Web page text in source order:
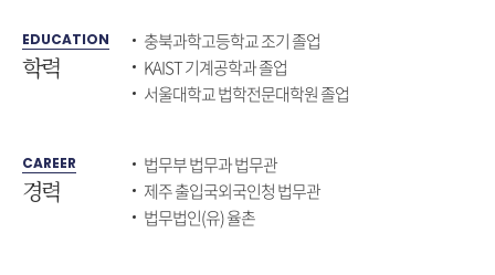
EDUCATION
학력
충북과학고등학교 조기 졸업
KAIST 기계공학과 졸업
서울대학교 법학전문대학원 졸업
CAREER
경력
법무부 법무과 법무관
제주 출입국외국인청 법무관
법무법인(유) 율촌